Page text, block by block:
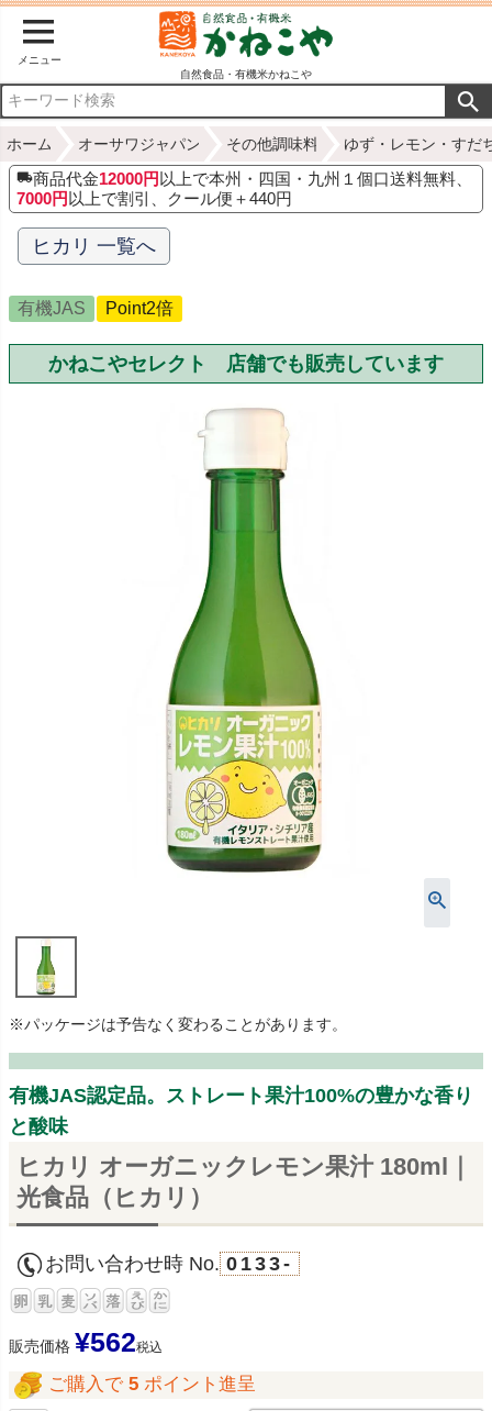
メニュー
自然食品・有機米かねこや
ホーム オーサワジャパン その他調味料 ゆず・レモン・すだ
商品代金12000円 以上で本州・四国・九州１個口送料無料、
7000円 以上で割引、クール便＋440円
ヒカリ 一覧へ
有機JAS Point2倍
かねこやセレクト 店舗でも販売しています
※パッケージは予告なく変わることがあります。
有機JAS認定品。ストレート果汁100%の豊かな香り
と酸味
ヒカリ オーガニックレモン果汁 180ml｜
光食品（ヒカリ）
お問い合わせ時 No. 0133-
販売価格 ¥562税込
ご購入で 5 ポイント進呈